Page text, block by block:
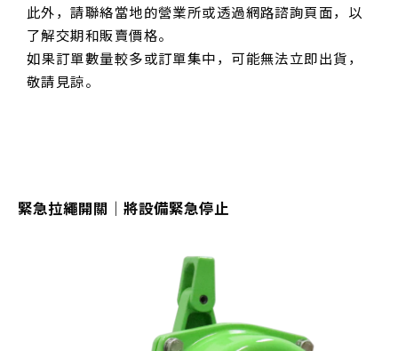
此外，請聯絡當地的營業所或透過網路諮詢頁面，以
了解交期和販賣價格。
如果訂單數量較多或訂單集中，可能無法立即出貨，
敬請見諒。
緊急拉繩開關｜將設備緊急停止